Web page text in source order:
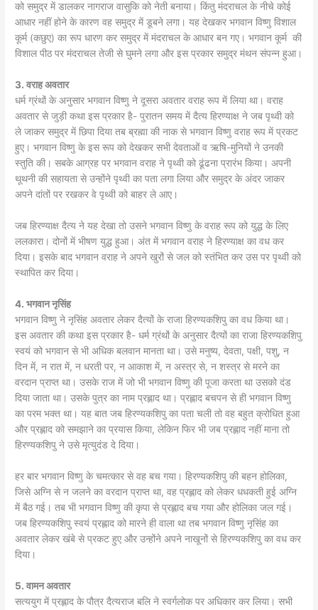
को समुद्र में डालकर नागराज वासुकि को नेती बनाया। किंतु मंदराचल के नीचे कोई
आधार नहीं होने के कारण वह समुद्र में डूबने लगा। यह देखकर भगवान विष्णु विशाल
कूर्म (कछुए) का रूप धारण कर समुद्र में मंदराचल के आधार बन गए। भगवान कूर्म की
विशाल पीठ पर मंदराचल तेजी से घुमने लगा और इस प्रकार समुद्र मंथन संपन्न हुआ।
3. वराह अवतार
धर्म ग्रंथों के अनुसार भगवान विष्णु ने दूसरा अवतार वराह रूप में लिया था। वराह
अवतार से जुड़ी कथा इस प्रकार है- पुरातन समय में दैत्य हिरण्याक्ष ने जब पृथ्वी को
ले जाकर समुद्र में छिपा दिया तब ब्रह्मा की नाक से भगवान विष्णु वराह रूप में प्रकट
हुए। भगवान विष्णु के इस रूप को देखकर सभी देवताओं व ऋषि-मुनियों ने उनकी
स्तुति की। सबके आग्रह पर भगवान वराह ने पृथ्वी को ढूंढना प्रारंभ किया। अपनी
थूथनी की सहायता से उन्होंने पृथ्वी का पता लगा लिया और समुद्र के अंदर जाकर
अपने दांतों पर रखकर वे पृथ्वी को बाहर ले आए।
जब हिरण्याक्ष दैत्य ने यह देखा तो उसने भगवान विष्णु के वराह रूप को युद्ध के लिए
ललकारा। दोनों में भीषण युद्ध हुआ। अंत में भगवान वराह ने हिरण्याक्ष का वध कर
दिया। इसके बाद भगवान वराह ने अपने खुरों से जल को स्तंभित कर उस पर पृथ्वी को
स्थापित कर दिया।
4. भगवान नृसिंह
भगवान विष्णु ने नृसिंह अवतार लेकर दैत्यों के राजा हिरण्यकशिपु का वध किया था।
इस अवतार की कथा इस प्रकार है- धर्म ग्रंथों के अनुसार दैत्यों का राजा हिरण्यकशिपु
स्वयं को भगवान से भी अधिक बलवान मानता था। उसे मनुष्य, देवता, पक्षी, पशु, न
दिन में, न रात में, न धरती पर, न आकाश में, न अस्त्र से, न शस्त्र से मरने का
वरदान प्राप्त था। उसके राज में जो भी भगवान विष्णु की पूजा करता था उसको दंड
दिया जाता था। उसके पुत्र का नाम प्रह्लाद था। प्रह्लाद बचपन से ही भगवान विष्णु
का परम भक्त था। यह बात जब हिरण्यकशिपु का पता चली तो वह बहुत क्रोधित हुआ
और प्रह्लाद को समझाने का प्रयास किया, लेकिन फिर भी जब प्रह्लाद नहीं माना तो
हिरण्यकशिपु ने उसे मृत्युदंड दे दिया।
हर बार भगवान विष्णु के चमत्कार से वह बच गया। हिरण्यकशिपु की बहन होलिका,
जिसे अग्नि से न जलने का वरदान प्राप्त था, वह प्रह्लाद को लेकर धधकती हुई अग्नि
में बैठ गई। तब भी भगवान विष्णु की कृपा से प्रह्लाद बच गया और होलिका जल गई।
जब हिरण्यकशिपु स्वयं प्रह्लाद को मारने ही वाला था तब भगवान विष्णु नृसिंह का
अवतार लेकर खंबे से प्रकट हुए और उन्होंने अपने नाखूनों से हिरण्यकशिपु का वध कर
दिया।
5. वामन अवतार
सत्ययुग में प्रह्लाद के पौत्र दैत्यराज बलि ने स्वर्गलोक पर अधिकार कर लिया। सभी